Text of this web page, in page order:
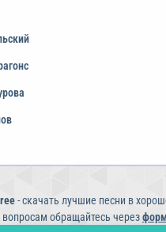
- скачать лучшие песни в
обращайтесь через